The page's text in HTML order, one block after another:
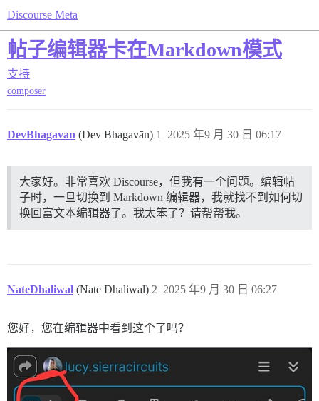
Discourse Meta
帖子编辑器卡在Markdown模式
支持
composer
DevBhagavan (Dev Bhagavān) 2025 年9 月 30 日 06:17
1
大家好。非常喜欢 Discourse，但我有一个问题。编辑帖
子时，一旦切换到 Markdown 编辑器，我就找不到如何切
换回富文本编辑器了。我太笨了？请帮帮我。
NateDhaliwal (Nate Dhaliwal) 2025 年9 月 30 日 06:27
2
您好，您在编辑器中看到这个了吗？